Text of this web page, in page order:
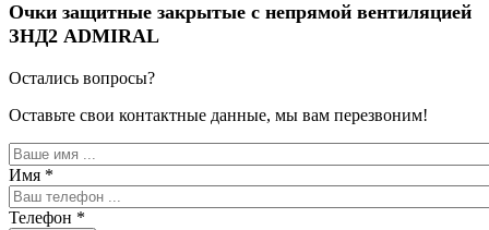
Очки защитные закрытые с непрямой вентиляцией
ЗНД2 ADMIRAL
Остались вопросы?
Оставьте свои контактные данные, мы вам перезвоним!
Имя *
Телефон *